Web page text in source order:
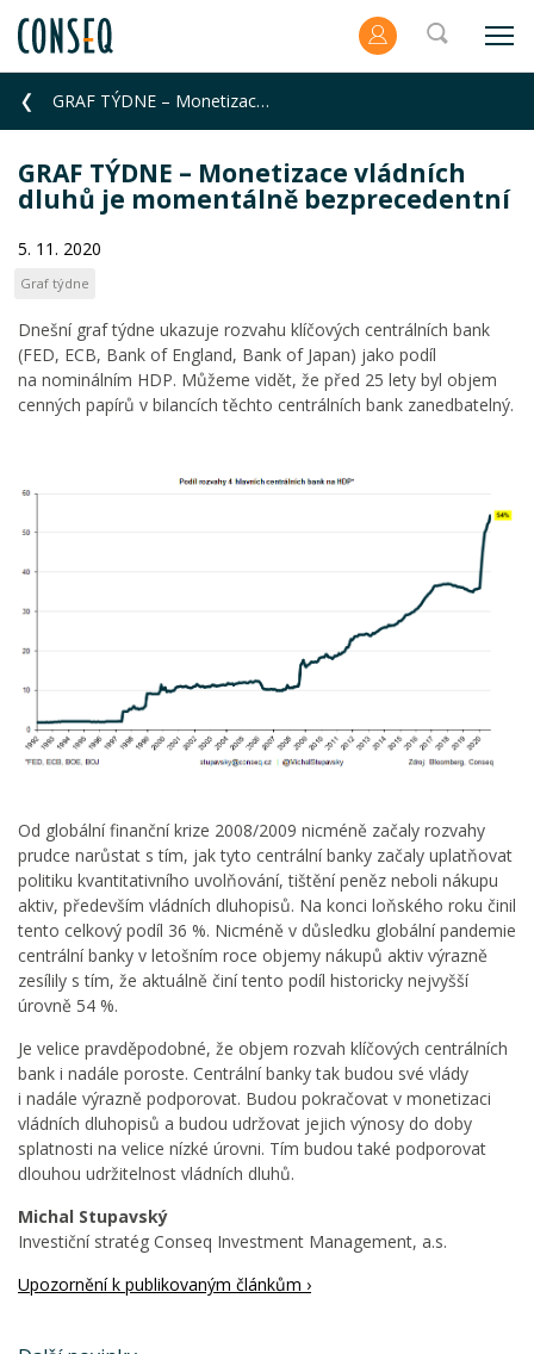
GRAF TÝDNE – Monetizace vládních dluhů je momentálně bezprecedentní
GRAF TÝDNE – Monetizace vládních
dluhů je momentálně bezprecedentní
5. 11. 2020
Graf týdne
Dnešní graf týdne ukazuje rozvahu klíčových centrálních bank
(FED, ECB, Bank of England, Bank of Japan) jako podíl
na nominálním HDP. Můžeme vidět, že před 25 lety byl objem
cenných papírů v bilancích těchto centrálních bank zanedbatelný.
Od globální finanční krize 2008/2009 nicméně začaly rozvahy
prudce narůstat s tím, jak tyto centrální banky začaly uplatňovat
politiku kvantitativního uvolňování, tištění peněz neboli nákupu
aktiv, především vládních dluhopisů. Na konci loňského roku činil
tento celkový podíl 36 %. Nicméně v důsledku globální pandemie
centrální banky v letošním roce objemy nákupů aktiv výrazně
zesílily s tím, že aktuálně činí tento podíl historicky nejvyšší
úrovně 54 %.
Je velice pravděpodobné, že objem rozvah klíčových centrálních
bank i nadále poroste. Centrální banky tak budou své vlády
i nadále výrazně podporovat. Budou pokračovat v monetizaci
vládních dluhopisů a budou udržovat jejich výnosy do doby
splatnosti na velice nízké úrovni. Tím budou také podporovat
dlouhou udržitelnost vládních dluhů.
Michal Stupavský
Investiční stratég Conseq Investment Management, a.s.
Upozornění k publikovaným článkům ›